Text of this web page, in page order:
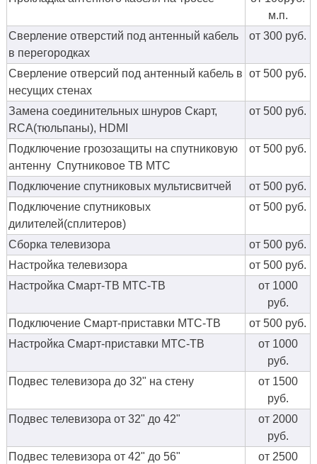
м.п.
Сверление отверстий под антенный кабель
в перегородках
от 300 руб.
Сверление отверсий под антенный кабель в
несущих стенах
от 500 руб.
Замена соединительных шнуров Скарт,
RCA(тюльпаны), HDMI
от 500 руб.
Подключение грозозащиты на спутниковую
антенну Спутниковое ТВ МТС
от 500 руб.
Подключение спутниковых мультисвитчей
от 500 руб.
Подключение спутниковых
дилителей(сплитеров)
от 500 руб.
Сборка телевизора
от 500 руб.
Настройка телевизора
от 500 руб.
Настройка Смарт-ТВ МТС-ТВ
от 1000
руб.
Подключение Смарт-приставки МТС-ТВ
от 500 руб.
Настройка Смарт-приставки МТС-ТВ
от 1000
руб.
Подвес телевизора до 32" на стену
от 1500
руб.
Подвес телевизора от 32" до 42"
от 2000
руб.
Подвес телевизора от 42" до 56"
от 2500